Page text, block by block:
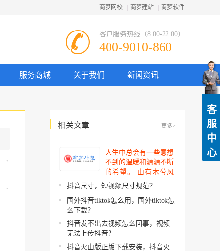
商梦网校 商梦建站 商梦软件
客户服务热线（8:00-22:00）
400-9010-860
服务商城 关于我们 新闻资讯
相关文章 更多>
人生中总会有一些意想
不到的温暖和源源不断
的希望。 山有木兮风
吹过，你的心思我都明
你。 你建起…
抖音尺寸，短视频尺寸规范？
国外抖音tiktok怎么用，国外tiktok怎
么下载？
抖音发不出去视频怎么回事，视频
无法上传抖音？
抖音火山版正版下载安装，抖音火
客
服
中
心